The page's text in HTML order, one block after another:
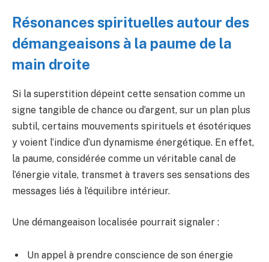
Résonances spirituelles autour des
démangeaisons à la paume de la
main droite
Si la superstition dépeint cette sensation comme un
signe tangible de chance ou d’argent, sur un plan plus
subtil, certains mouvements spirituels et ésotériques
y voient l’indice d’un dynamisme énergétique. En effet,
la paume, considérée comme un véritable canal de
l’énergie vitale, transmet à travers ses sensations des
messages liés à l’équilibre intérieur.
Une démangeaison localisée pourrait signaler :
Un appel à prendre conscience de son énergie